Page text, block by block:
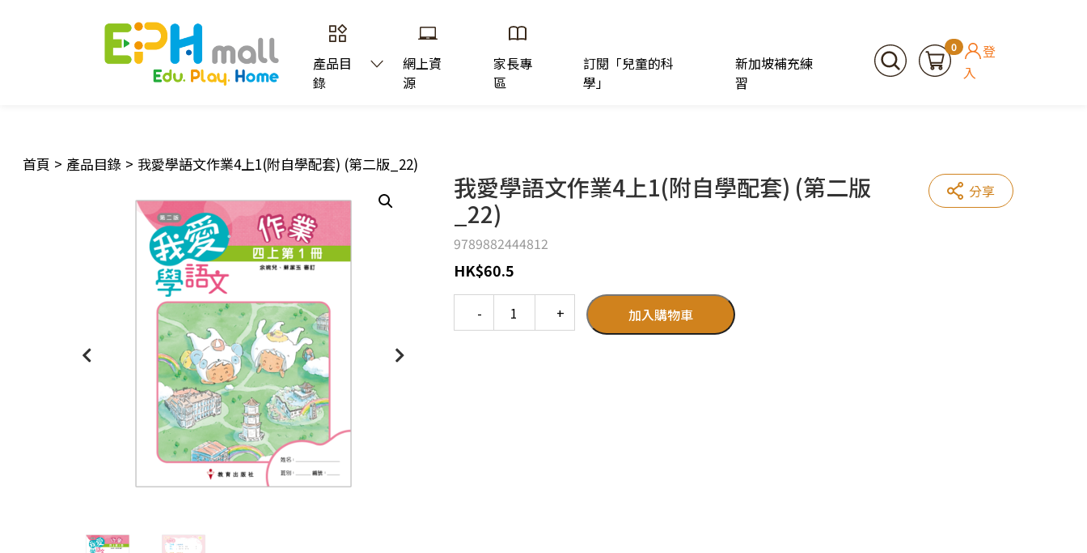
產品目
錄
網上資
源
家長專
區
訂閱「兒童的科
學」
新加坡補充練
習
0
登
入
首頁 > 產品目錄 > 我愛學語文作業4上1(附自學配套) (第二版_22)
我愛學語文作業4上1(附自學配套) (第二版
_22)
9789882444812
HK$60.5
加入購物車
分享